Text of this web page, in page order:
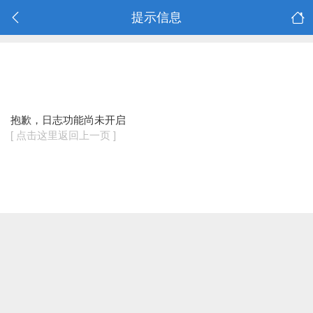
提示信息
抱歉，日志功能尚未开启
[ 点击这里返回上一页 ]